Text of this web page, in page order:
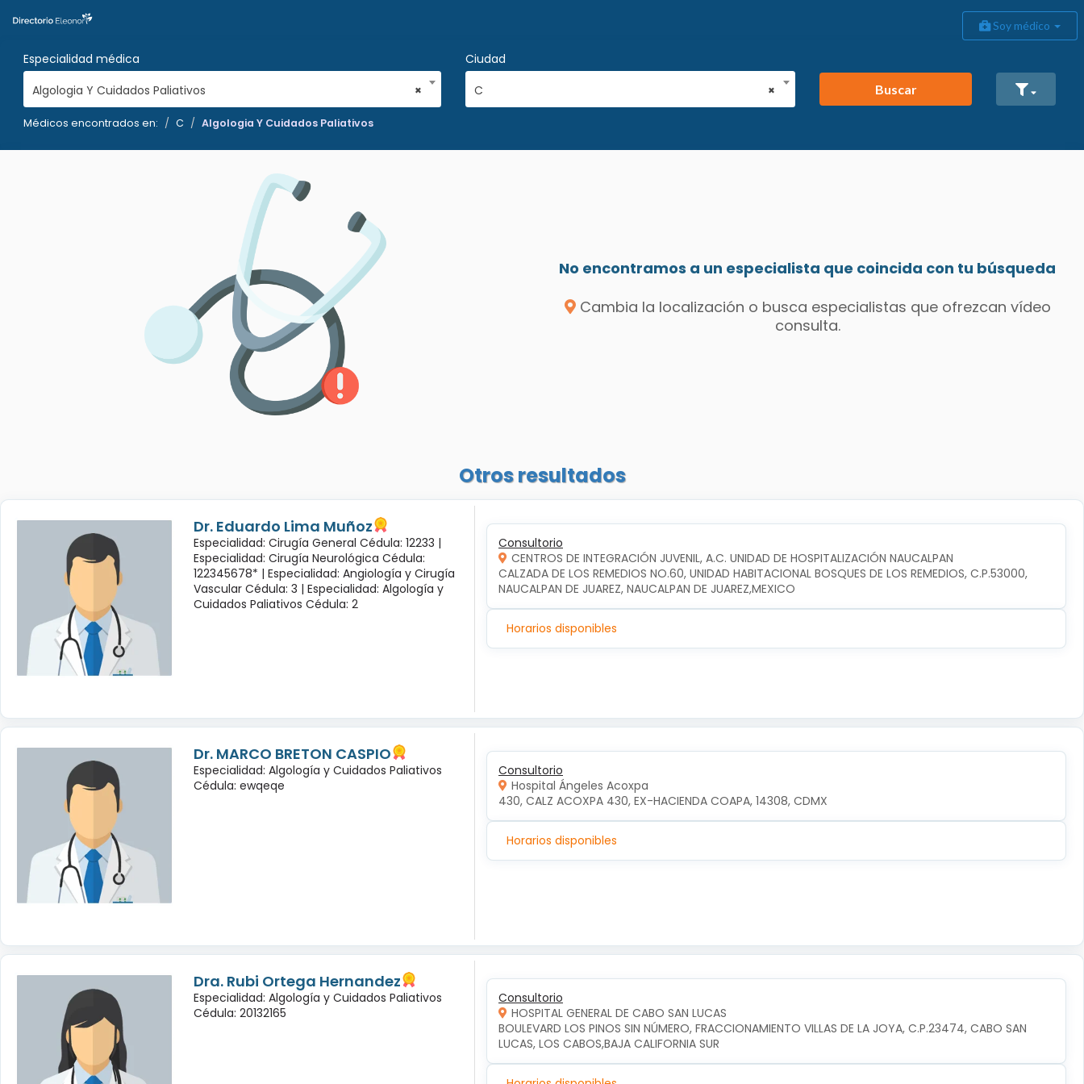
Soy médico
Especialidad médica
×
Algologia Y Cuidados Paliativos
Ciudad
×
C Buscar
Médicos encontrados en: C Algologia Y Cuidados Paliativos
No encontramos a un especialista que coincida con tu búsqueda
Cambia la localización o busca especialistas que ofrezcan vídeo
consulta.
Otros resultados
Dr. Eduardo Lima Muñoz
Especialidad: Cirugía General Cédula: 12233 |
Especialidad: Cirugía Neurológica Cédula:
122345678* | Especialidad: Angiología y Cirugía
Vascular Cédula: 3 | Especialidad: Algología y
Cuidados Paliativos Cédula: 2
Consultorio
CENTROS DE INTEGRACIÓN JUVENIL, A.C. UNIDAD DE HOSPITALIZACIÓN NAUCALPAN
CALZADA DE LOS REMEDIOS NO.60, UNIDAD HABITACIONAL BOSQUES DE LOS REMEDIOS, C.P.53000,
NAUCALPAN DE JUAREZ, NAUCALPAN DE JUAREZ,MEXICO
Horarios disponibles
Dr. MARCO BRETON CASPIO
Especialidad: Algología y Cuidados Paliativos
Cédula: ewqeqe
Consultorio
Hospital Ángeles Acoxpa
430, CALZ ACOXPA 430, EX-HACIENDA COAPA, 14308, CDMX
Horarios disponibles
Dra. Rubi Ortega Hernandez
Especialidad: Algología y Cuidados Paliativos
Cédula: 20132165
Consultorio
HOSPITAL GENERAL DE CABO SAN LUCAS
BOULEVARD LOS PINOS SIN NÚMERO, FRACCIONAMIENTO VILLAS DE LA JOYA, C.P.23474, CABO SAN
LUCAS, LOS CABOS,BAJA CALIFORNIA SUR